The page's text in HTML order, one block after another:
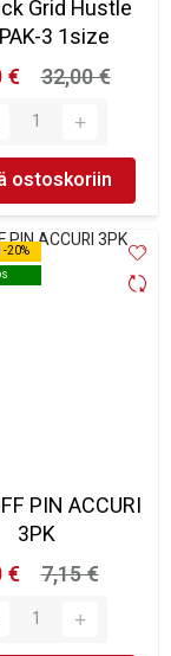
Grid Hustle
3 1size
€
32,00 €
ostoskoriin
20%
20%
PIN ACCURI
3PK
€
7,15 €